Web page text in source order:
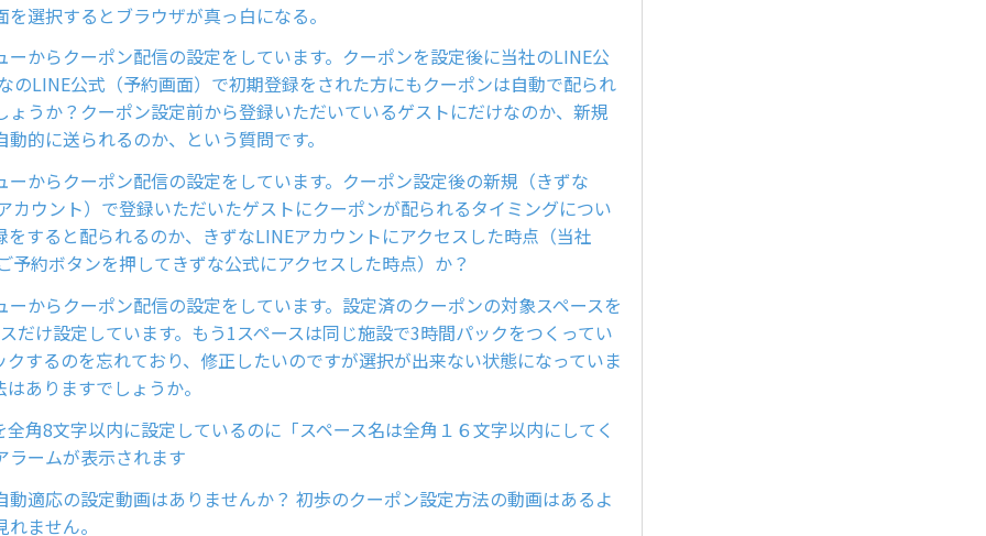
を選択するとブラウザが真っ白になる。
ーからクーポン配信の設定をしています。クーポンを設定後に当社のLINE公
のLINE公式（予約画面）で初期登録をされた方にもクーポンは自動で配られ
ょうか？クーポン設定前から登録いただいているゲストにだけなのか、新規
動的に送られるのか、という質問です。
ーからクーポン配信の設定をしています。クーポン設定後の新規（きずな
カウント）で登録いただいたゲストにクーポンが配られるタイミングについ
をすると配られるのか、きずなLINEアカウントにアクセスした時点（当社
予約ボタンを押してきずな公式にアクセスした時点）か？
ーからクーポン配信の設定をしています。設定済のクーポンの対象スペースを
だけ設定しています。もう1スペースは同じ施設で3時間パックをつくってい
クするのを忘れており、修正したいのですが選択が出来ない状態になっていま
ありますでしょうか。
全角8文字以内に設定しているのに「スペース名は全角１６文字以内にしてく
ラームが表示されます
動適応の設定動画はありませんか？ 初歩のクーポン設定方法の動画はあるよ
ません。